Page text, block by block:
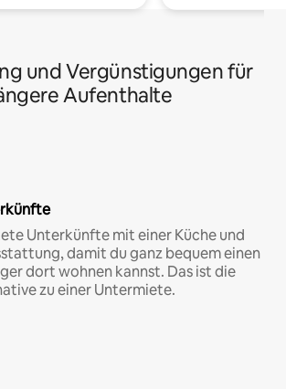
und Vergünstigungen für
Aufenthalte
Unterkünfte mit einer Küche und
damit du ganz bequem einen
dort wohnen kannst. Das ist die
zu einer Untermiete.